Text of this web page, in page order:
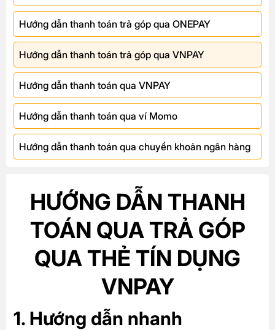
Hướng dẫn thanh toán trả góp qua ONEPAY
Hướng dẫn thanh toán trả góp qua VNPAY
Hướng dẫn thanh toán qua VNPAY
Hướng dẫn thanh toán qua ví Momo
Hướng dẫn thanh toán qua chuyển khoản ngân hàng
HƯỚNG DẪN THANH
TOÁN QUA TRẢ GÓP
QUA THẺ TÍN DỤNG
VNPAY
1. Hướng dẫn nhanh